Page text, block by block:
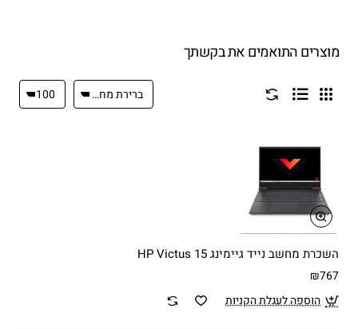
מוצרים התואמים את בקשתך
השכרת מחשב נייד גיימינג HP Victus 15
₪767
הוספה לעגלת הקניות